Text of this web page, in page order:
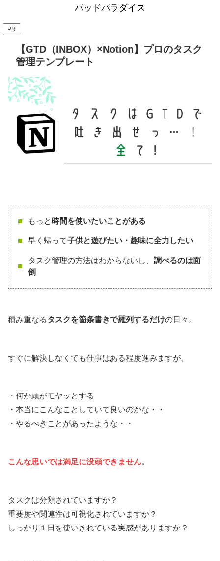
パッドパラダイス
PR
【GTD（INBOX）×Notion】プロのタスク
管理テンプレート
もっと 時間を使いたいことがある
早く帰って子供と遊びたい・趣味に全力したい
タスク管理の方法はわからないし、 調べるのは面
倒
積み重なるタスクを箇条書きで羅列するだけの日々。
すぐに解決しなくても仕事はある程度進みますが、
・何か頭がモヤッとする
・本当にこんなことしていて良いのかな・・
・やるべきことがあったような・・
こんな思いでは満足に没頭できません。
タスクは分類されていますか？
重要度や関連性は可視化されていますか？
しっかり１日を使いきれている実感がありますか？